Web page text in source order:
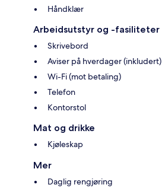
Håndklær
Arbeidsutstyr og -fasiliteter
Skrivebord
Aviser på hverdager (inkludert)
Wi-Fi (mot betaling)
Telefon
Kontorstol
Mat og drikke
Kjøleskap
Mer
Daglig rengjøring